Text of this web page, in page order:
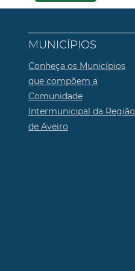
MUNICÍPIOS
Conheça os Municípios
que compõem a
Comunidade
Intermunicipal da Região
de Aveiro